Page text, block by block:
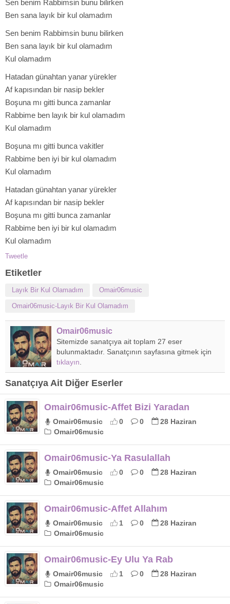
Sen benim Rabbimsin bunu bilirken
Ben sana layık bir kul olamadım
Sen benim Rabbimsin bunu bilirken
Ben sana layık bir kul olamadım
Kul olamadım
Hatadan günahtan yanar yürekler
Af kapısından bir nasip bekler
Boşuna mı gitti bunca zamanlar
Rabbime ben layık bir kul olamadım
Kul olamadım
Boşuna mı gitti bunca vakitler
Rabbime ben iyi bir kul olamadım
Kul olamadım
Hatadan günahtan yanar yürekler
Af kapısından bir nasip bekler
Boşuna mı gitti bunca zamanlar
Rabbime ben iyi bir kul olamadım
Kul olamadım
Tweetle
Etiketler
Layık Bir Kul Olamadım Omair06music
Omair06music-Layık Bir Kul Olamadım
Omair06music
Sitemizde sanatçıya ait toplam 27 eser
bulunmaktadır. Sanatçının sayfasına gitmek için
tıklayın
Sanatçıya Ait Diğer Eserler
Omair06music-Affet Bizi Yaradan
Omair06music 0 0
28 Haziran
Omair06music
Omair06music-Ya Rasulallah
Omair06music 0 0
28 Haziran
Omair06music
Omair06music-Affet Allahım
Omair06music 1 0
28 Haziran
Omair06music
Omair06music-Ey Ulu Ya Rab
Omair06music 1 0
28 Haziran
Omair06music